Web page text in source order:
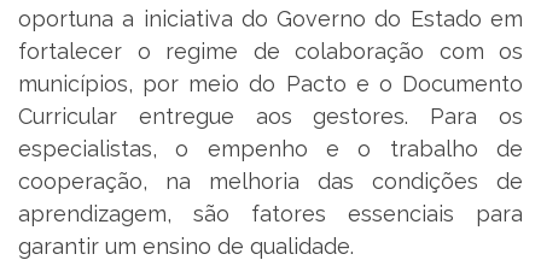
oportuna a iniciativa do Governo do Estado em
fortalecer o regime de colaboração com os
municípios, por meio do Pacto e o Documento
Curricular entregue aos gestores. Para os
especialistas, o empenho e o trabalho de
cooperação, na melhoria das condições de
aprendizagem, são fatores essenciais para
garantir um ensino de qualidade.